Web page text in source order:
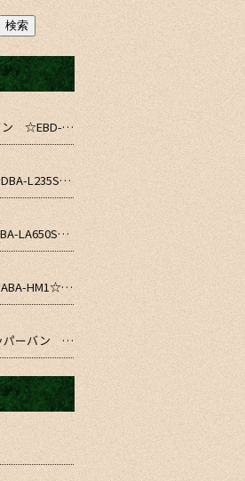
H21年式 エブリイバン ☆EBD-DA64V☆ 入庫&仕上がりました！！ お仕事や通勤、軽貨物にいかがでしょうか☆
H18年式 エッセ ☆DBA-L235S☆ 入庫&仕上がりました～！ お仕事や通勤、普段のお車にいかがでしょうか☆
R3年式 タント ☆6BA-LA650S☆ 入庫&仕上がりました！！ お仕事や通勤、普段のお車にいかがでしょうか☆
H25年式 バモス ☆ABA-HM1☆ 入庫&仕上がりました！！お仕事や普段のお車にいかがでしょうか☆
R2年式 NV100クリッパーバン ☆HBD-DR17V☆ 入庫&仕上がりました！！ お仕事や趣味、普段のお車にいかがでしょうか☆